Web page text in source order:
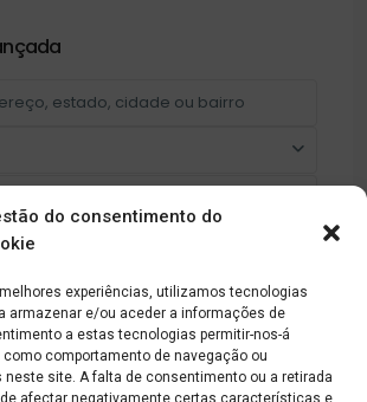
do consentimento do
experiências, utilizamos tecnologias
armazenar e/ou aceder a informações de
a estas tecnologias permitir-nos-á
comportamento de navegação ou
site. A falta de consentimento ou a retirada
afectar negativamente certas características e